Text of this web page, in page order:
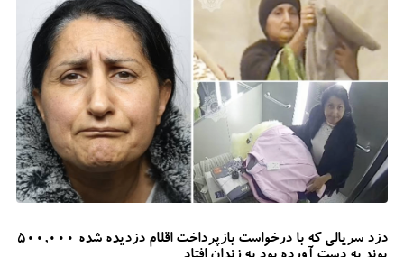
دزد سریالی که با درخواست بازپرداخت اقلام دزدیده شده 500,000